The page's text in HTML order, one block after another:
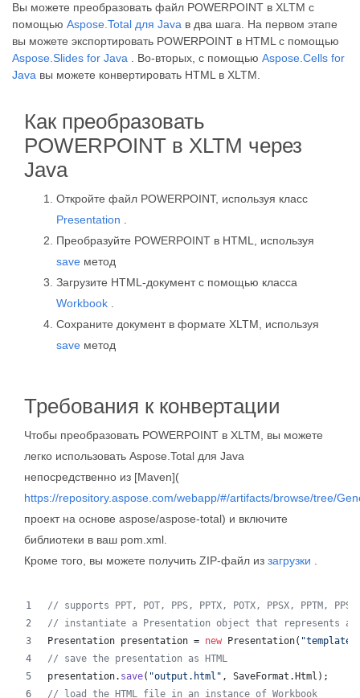
Вы можете преобразовать файл POWERPOINT в XLTM с
помощью Aspose.Total для Java в два шага. На первом этапе
вы можете экспортировать POWERPOINT в HTML с помощью
Aspose.Slides for Java . Во-вторых, с помощью Aspose.Cells for
Java вы можете конвертировать HTML в XLTM.
Как преобразовать
POWERPOINT в XLTM через
Java
Откройте файл POWERPOINT, используя класс
Presentation
Преобразуйте POWERPOINT в HTML, используя
save метод
Загрузите HTML-документ с помощью класса
Workbook
Сохраните документ в формате XLTM, используя
save метод
Требования к конвертации
Чтобы преобразовать POWERPOINT в XLTM, вы можете
легко использовать Aspose.Total для Java
непосредственно из [Maven](
https://repository.aspose.com/webapp/#/artifacts/browse/tree/
проект на основе aspose/aspose-total) и включите
библиотеки в ваш pom.xml.
Кроме того, вы можете получить ZIP-файл из загрузки
// supports PPT, POT, PPS, PPTX, POTX, PPSX, PPTM,
// instantiate a Presentation object that represents a
Presentation presentation = new Presentation(
// save the presentation as HTML
presentation. save( "output.html" , SaveFormat . Html );
// load the HTML file in an instance of Workbook